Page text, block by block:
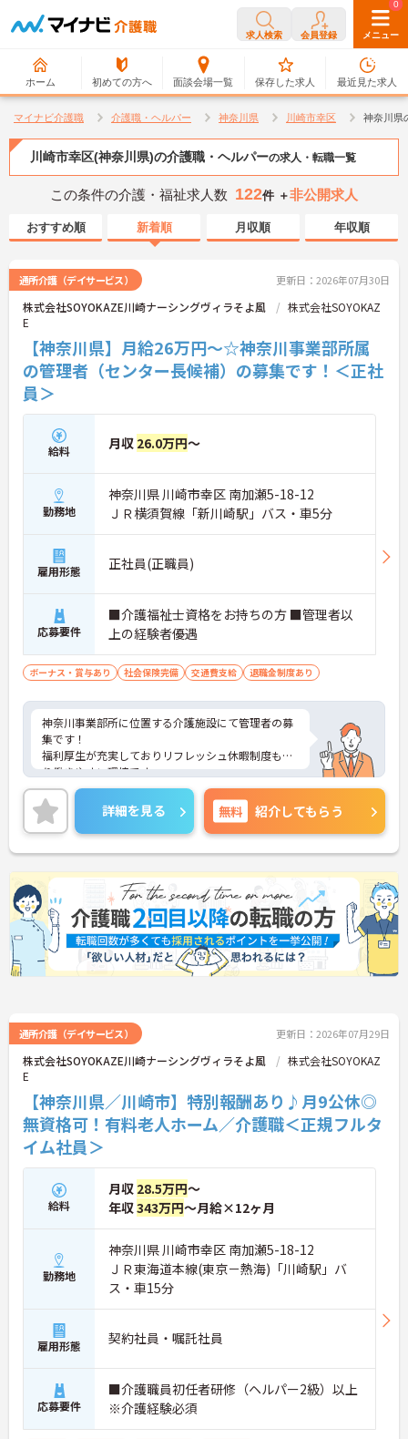
求人検索 会員登録 メニュー
ホーム 初めての方へ 面談会場一覧
0
保存した求人
0
最近見た求人
マイナビ介護職 介護職・ヘルパー 神奈川県 川崎市幸区 神奈川県
川崎市幸区(神奈川県)の介護職・ヘルパーの求人・転職一覧
この条件の介護・福祉求人数 122件 ＋非公開求人
おすすめ順 新着順 月収順 年収順
通所介護（デイサービス） 更新日：2026年07月30日
株式会社SOYOKAZE川崎ナーシングヴィラそよ風
株式会社SOYOKAZ
E
【神奈川県】月給26万円～☆神奈川事業部所属
の管理者（センター長候補）の募集です！＜正社
員＞
給料 月収 26.0万円～
勤務地
神奈川県 川崎市幸区 南加瀬5-18-12
ＪＲ横須賀線「新川崎駅」バス・車5分
雇用形態 正社員(正職員)
応募要件
■介護福祉士資格をお持ちの方 ■管理者以
上の経験者優遇
ボーナス・賞与あり 社会保険完備 交通費支給 退職金制度あり
神奈川事業部所に位置する介護施設にて管理者の募
集です！
福利厚生が充実しておりリフレッシュ休暇制度もあ
り働きやすい環境です。
ご興味ある方には、面接対策ポイントなど、さらに
詳細をお話しいたしますのでお気軽にご相談くださ
い！
詳細を見る 無料 紹介してもらう
通所介護（デイサービス） 更新日：2026年07月29日
株式会社SOYOKAZE川崎ナーシングヴィラそよ風
株式会社SOYOKAZ
E
【神奈川県／川崎市】特別報酬あり♪月9公休◎
無資格可！有料老人ホーム／介護職＜正規フルタ
イム社員＞
給料
月収 28.5万円～
年収343万円～月給×12ヶ月
勤務地
神奈川県 川崎市幸区 南加瀬5-18-12
ＪＲ東海道本線(東京－熱海)「川崎駅」バ
ス・車15分
雇用形態 契約社員・嘱託社員
応募要件
■介護職員初任者研修（ヘルパー2級）以上
※介護経験必須